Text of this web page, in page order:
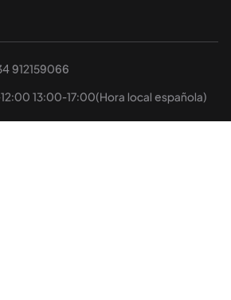
912159066
13:00-17:00(Hora local española)